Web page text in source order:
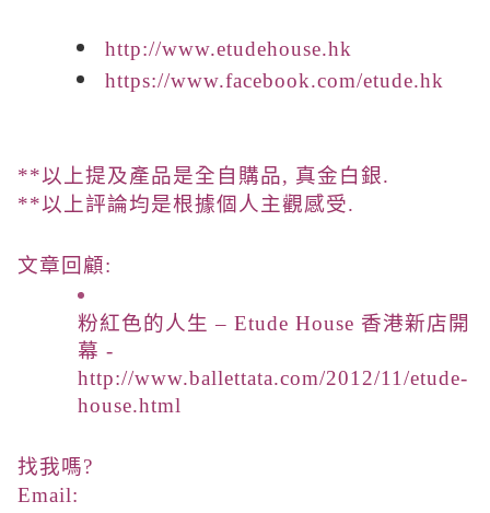
http://www.etudehouse.hk
https://www.facebook.com/etude.hk
**以上提及產品是全自購品, 真金白銀.
**以上評論均是根據個人主觀感受.
文章回顧:
粉紅色的人生 – Etude House 香港新店開
幕 -
http://www.ballettata.com/2012/11/etude-
house.html
找我嗎?
Email: